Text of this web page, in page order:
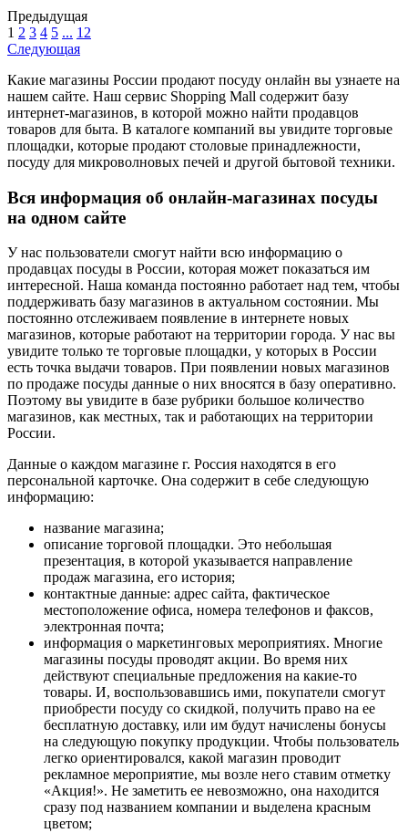
Предыдущая
1 2 3 4 5 ... 12
Следующая
Какие магазины России продают посуду онлайн вы узнаете на
нашем сайте. Наш сервис Shopping Mall содержит базу
интернет-магазинов, в которой можно найти продавцов
товаров для быта. В каталоге компаний вы увидите торговые
площадки, которые продают столовые принадлежности,
посуду для микроволновых печей и другой бытовой техники.
Вся информация об онлайн-магазинах посуды
на одном сайте
У нас пользователи смогут найти всю информацию о
продавцах посуды в России, которая может показаться им
интересной. Наша команда постоянно работает над тем, чтобы
поддерживать базу магазинов в актуальном состоянии. Мы
постоянно отслеживаем появление в интернете новых
магазинов, которые работают на территории города. У нас вы
увидите только те торговые площадки, у которых в России
есть точка выдачи товаров. При появлении новых магазинов
по продаже посуды данные о них вносятся в базу оперативно.
Поэтому вы увидите в базе рубрики большое количество
магазинов, как местных, так и работающих на территории
России.
Данные о каждом магазине г. Россия находятся в его
персональной карточке. Она содержит в себе следующую
информацию:
название магазина;
описание торговой площадки. Это небольшая
презентация, в которой указывается направление
продаж магазина, его история;
контактные данные: адрес сайта, фактическое
местоположение офиса, номера телефонов и факсов,
электронная почта;
информация о маркетинговых мероприятиях. Многие
магазины посуды проводят акции. Во время них
действуют специальные предложения на какие-то
товары. И, воспользовавшись ими, покупатели смогут
приобрести посуду со скидкой, получить право на ее
бесплатную доставку, или им будут начислены бонусы
на следующую покупку продукции. Чтобы пользователь
легко ориентировался, какой магазин проводит
рекламное мероприятие, мы возле него ставим отметку
«Акция!». Не заметить ее невозможно, она находится
сразу под названием компании и выделена красным
цветом;